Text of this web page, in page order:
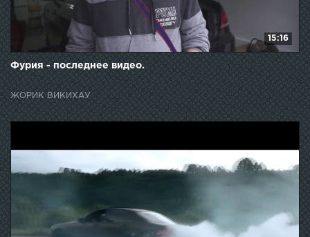
15:16
Фурия - последнее видео.
ЖОРИК ВИКИХАУ